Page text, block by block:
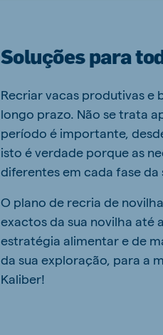
Soluções para
Recriar vacas produtivas e
longo prazo. Não se trata
período é importante,
isto é verdade porque as
diferentes em cada fase da
O plano de recria de
exactos da sua novilha até
estratégia alimentar e de
da sua exploração, para a
Kaliber!